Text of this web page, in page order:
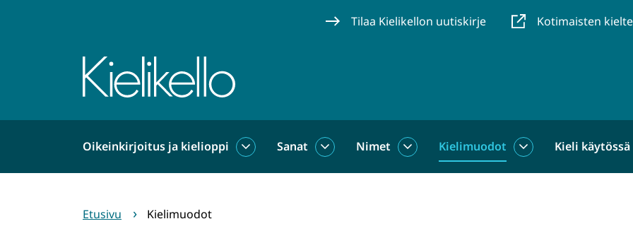
Tilaa Kielikellon uutiskirje Kotimaisten
Etusivu
Oikeinkirjoitus ja kielioppi
Oikeinkirjoitus
Sanat
Sanat
Nimet
NimetKielimuodot
KielimuodotKieli käytössä
Etusivu Kielimuodot